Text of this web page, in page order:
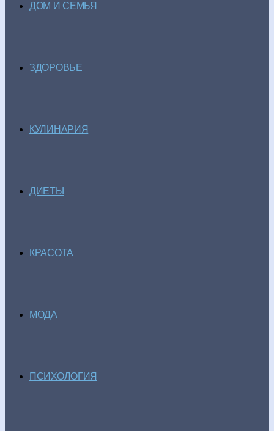
ДОМ И СЕМЬЯ
ЗДОРОВЬЕ
КУЛИНАРИЯ
ДИЕТЫ
КРАСОТА
МОДА
ПСИХОЛОГИЯ